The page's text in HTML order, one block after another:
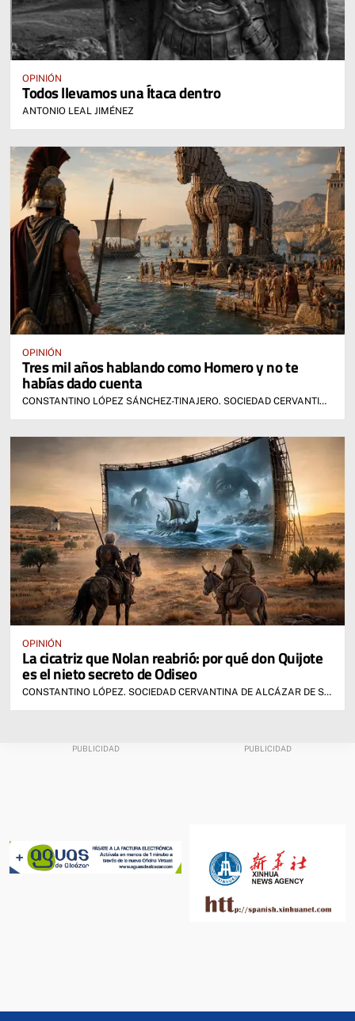
OPINIÓN
Todos llevamos una Ítaca dentro
ANTONIO LEAL JIMÉNEZ
OPINIÓN
Tres mil años hablando como Homero y no te
habías dado cuenta
CONSTANTINO LÓPEZ SÁNCHEZ-TINAJERO. SOCIEDAD CERVANTINA DE ALCÁZAR DE SAN JUAN
OPINIÓN
La cicatriz que Nolan reabrió: por qué don Quijote
es el nieto secreto de Odiseo
CONSTANTINO LÓPEZ. SOCIEDAD CERVANTINA DE ALCÁZAR DE SAN JUAN